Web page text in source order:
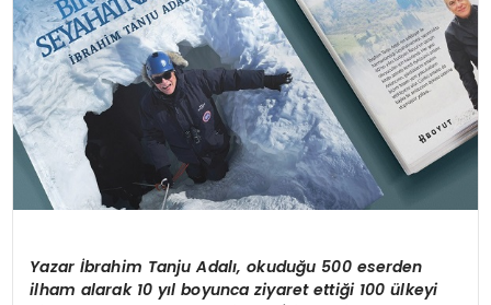
Yazar İbrahim Tanju Adalı, okuduğu 500 eserden
ilham alarak 10 yıl boyunca ziyaret ettiği 100 ülkeyi